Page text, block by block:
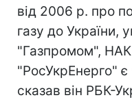
від 2006 р. про
газу до України,
"Газпромом", НАК
"РосУкрЕнерго" є
сказав він РБК-